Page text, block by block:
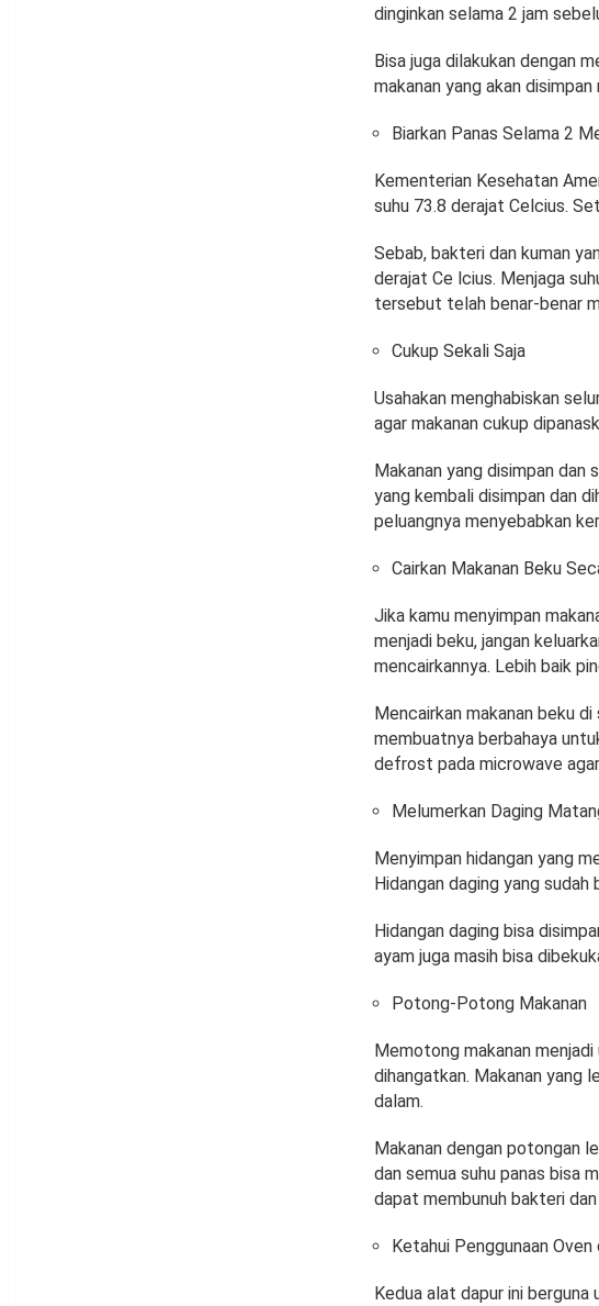
dinginkan selama 2 jam
Bisa juga dilakukan dengan
makanan yang akan
Biarkan Panas Selama 2
Kementerian Kesehatan
suhu 73.8 derajat Celcius.
Sebab, bakteri dan kuman
derajat Ce lcius. Menjaga
tersebut telah benar-benar
Cukup Sekali Saja
Usahakan menghabiskan
agar makanan cukup
Makanan yang disimpan dan
yang kembali disimpan dan
peluangnya menyebabkan
Cairkan Makanan Beku
Jika kamu menyimpan
menjadi beku, jangan
mencairkannya. Lebih baik
Mencairkan makanan beku
membuatnya berbahaya
defrost pada microwave
Melumerkan Daging
Menyimpan hidangan yang
Hidangan daging yang
Hidangan daging bisa
ayam juga masih bisa
Potong-Potong Makanan
Memotong makanan
dihangatkan. Makanan yang
dalam.
Makanan dengan potongan
dan semua suhu panas bisa
dapat membunuh bakteri
Ketahui Penggunaan
Kedua alat dapur ini berguna